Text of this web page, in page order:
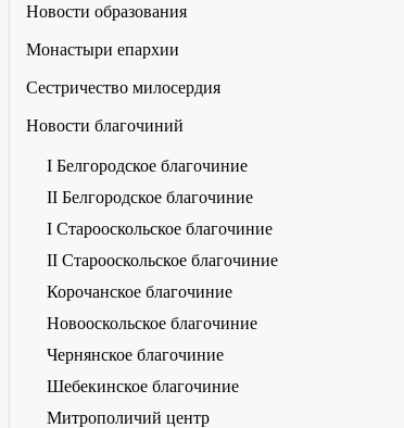
Новости образования
Монастыри епархии
Сестричество милосердия
Новости благочиний
I Белгородское благочиние
II Белгородское благочиние
I Старооскольское благочиние
II Старооскольское благочиние
Корочанское благочиние
Новооскольское благочиние
Чернянское благочиние
Шебекинское благочиние
Митрополичий центр